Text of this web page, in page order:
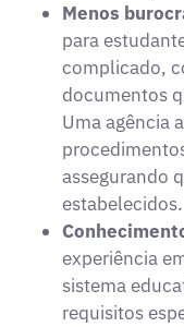
Menos
para
complicado,
documentos
Uma agência
assegurando
estabelecidos.
experiência
sistema
requisitos